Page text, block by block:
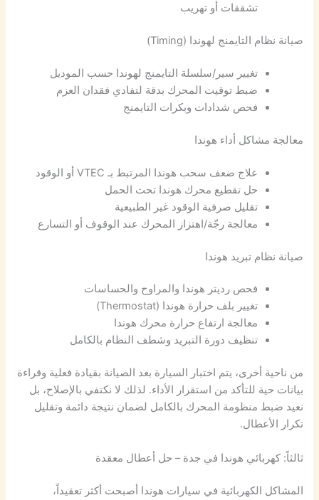
تشققات أو تهريب
صيانة نظام التايمنج لهوندا (Timing)
تغيير سير/سلسلة التايمنج لهوندا حسب الموديل
ضبط توقيت المحرك بدقة لتفادي فقدان العزم
فحص شدادات وبكرات التايمنج
معالجة مشاكل أداء هوندا
علاج ضعف سحب هوندا المرتبط بـ VTEC أو الوقود
حل تقطيع محرك هوندا تحت الحمل
تقليل صرفية الوقود غير الطبيعية
معالجة رجّة/اهتزاز المحرك عند الوقوف أو التسارع
صيانة نظام تبريد هوندا
فحص رديتر هوندا والمراوح والحساسات
تغيير بلف حرارة هوندا (Thermostat)
معالجة ارتفاع حرارة محرك هوندا
تنظيف دورة التبريد وشطف النظام بالكامل
من ناحية أخرى، يتم اختبار السيارة بعد الصيانة بقيادة فعلية وقراءة
بيانات حية للتأكد من استقرار الأداء. لذلك لا نكتفي بالإصلاح، بل
نعيد ضبط منظومة المحرك بالكامل لضمان نتيجة دائمة وتقليل
تكرار الأعطال.
ثالثاً: كهربائي هوندا في جدة – حل أعطال معقدة
المشاكل الكهربائية في سيارات هوندا أصبحت أكثر تعقيداً،